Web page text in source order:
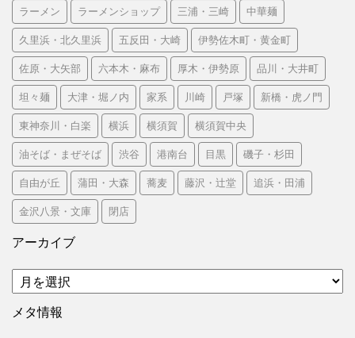
ラーメン ラーメンショップ 三浦・三崎 中華麺
久里浜・北久里浜 五反田・大崎 伊勢佐木町・黄金町
佐原・大矢部 六本木・麻布 厚木・伊勢原 品川・大井町
坦々麺 大津・堀ノ内 家系 川崎 戸塚 新橋・虎ノ門
東神奈川・白楽 横浜 横須賀 横須賀中央
油そば・まぜそば 渋谷 港南台 目黒 磯子・杉田
自由が丘 蒲田・大森 蕎麦 藤沢・辻堂 追浜・田浦
金沢八景・文庫 閉店
アーカイブ
ア
ー
カ
メタ情報